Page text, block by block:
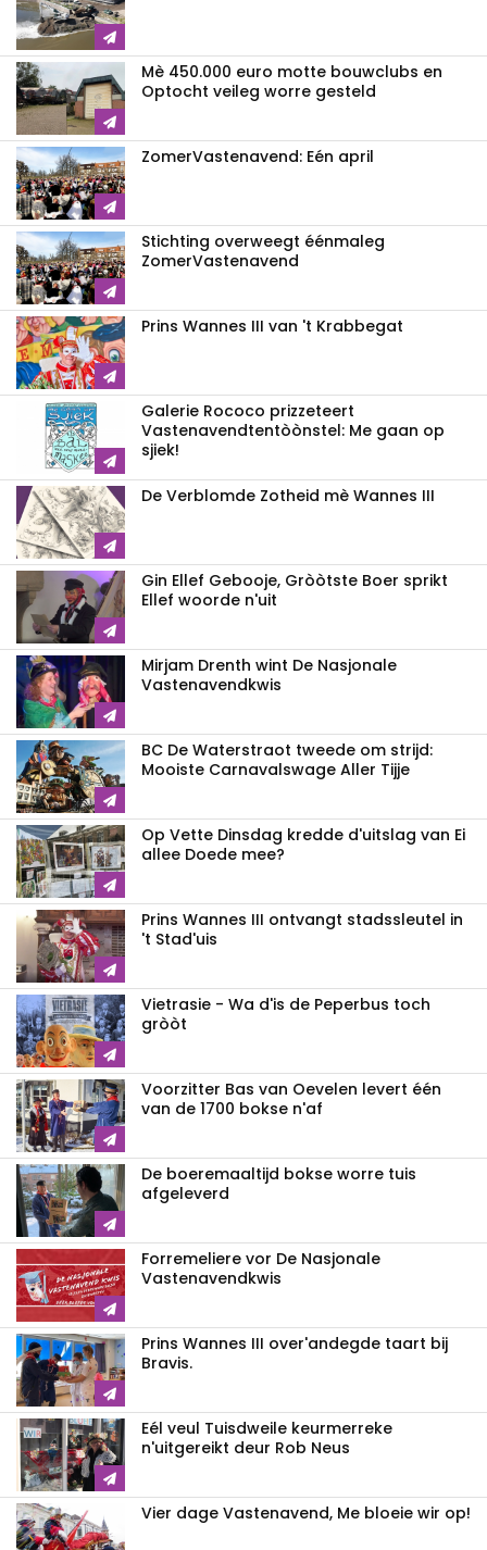
Mè 450.000 euro motte bouwclubs en
Optocht veileg worre gesteld
ZomerVastenavend: Eén april
Stichting overweegt éénmaleg
ZomerVastenavend
Prins Wannes III van 't Krabbegat
Galerie Rococo prizzeteert
Vastenavend­tentòònstel: Me gaan op
sjiek!
De Verblomde Zotheid mè Wannes III
Gin Ellef Gebooje, Gròòtste Boer sprikt
Ellef woorde n'uit
Mirjam Drenth wint De Nasjonale
Vastenavendkwis
BC De Waterstraot tweede om strijd:
Mooiste Carnavalswage Aller Tijje
Op Vette Dinsdag kredde d'uitslag van Ei
allee Doede mee?
Prins Wannes III ontvangt stadssleutel in
't Stad'uis
Vietrasie - Wa d'is de Peperbus toch
gròòt
Voorzitter Bas van Oevelen levert één
van de 1700 bokse n'af
De boeremaaltijd bokse worre tuis
afgeleverd
Forremeliere vor De Nasjonale
Vastenavendkwis
Prins Wannes III over'andegde taart bij
Bravis.
Eél veul Tuisdweile keurmerreke
n'uitgereikt deur Rob Neus
Vier dage Vastenavend, Me bloeie wir op!